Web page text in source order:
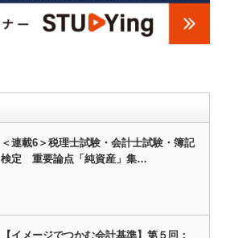
＜連載6＞税理士試験・会計士試験・簿記
検定 重要論点「純資産」集…
【イメージでつかむ会計基準】第５回：